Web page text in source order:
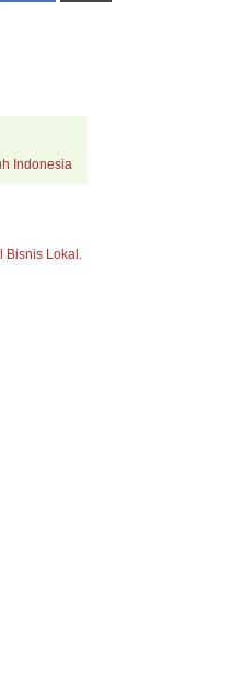
Indonesia
Bisnis Lokal.